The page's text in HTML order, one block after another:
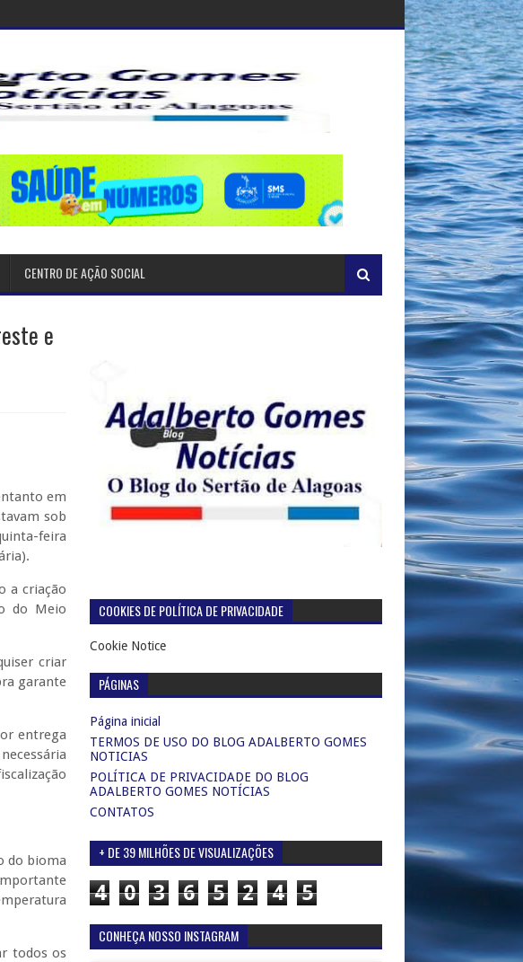
CENTRO DE AÇÃO SOCIAL
e
em
sob
feira
a criação
do Meio
criar
garante
entrega
do bioma
todos os
COOKIES DE POLÍTICA DE PRIVACIDADE
Cookie Notice
PÁGINAS
Página inicial
TERMOS DE USO DO BLOG ADALBERTO GOMES
NOTICIAS
POLÍTICA DE PRIVACIDADE DO BLOG
ADALBERTO GOMES NOTÍCIAS
CONTATOS
+ DE 39 MILHÕES DE VISUALIZAÇÕES
4 0 3 6 5 2 4 5
CONHEÇA NOSSO INSTAGRAM